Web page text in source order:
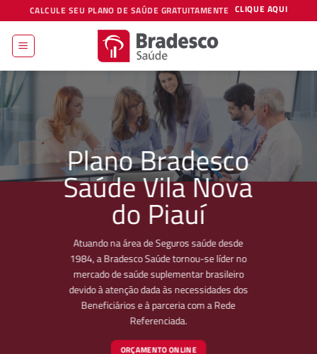
to
content
CALCULE SEU PLANO DE SAÚDE GRATUITAMENTE CLIQUE AQUI
Plano Bradesco
Saúde Vila Nova
do Piauí
Atuando na área de Seguros saúde desde
1984, a Bradesco Saúde tornou-se líder no
mercado de saúde suplementar brasileiro
devido à atenção dada às necessidades dos
Beneficiários e à parceria com a Rede
Referenciada.
ORÇAMENTO ONLINE